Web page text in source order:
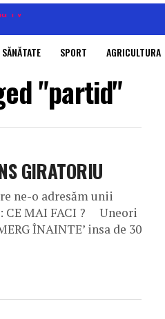
SĂNĂTATE SPORT AGRICULTURA
"partid"
GIRATORIU
ne-o adresăm unii
CE MAI FACI ? Uneori
ÎNAINTE’ insa de 30